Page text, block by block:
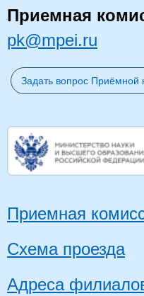
Приемная
pk@mpei.ru
Задать вопрос Приёмной
Приемная
Схема проезда
Адреса